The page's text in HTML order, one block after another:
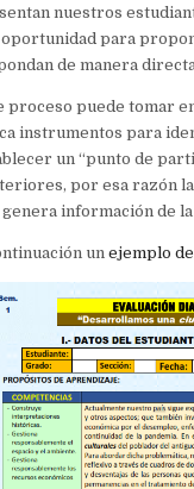
nuestros
oportunidad para
de manera
proceso puede tomar
instrumentos para
un “punto de
por esa razón
genera información de
un ejemplo